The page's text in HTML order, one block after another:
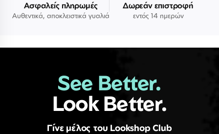
Ασφαλείς πληρωμές
Αυθεντικά, αποκλειστικά γυαλιά
Δωρεάν επιστροφή
εντός 14 ημερών
See Better.
Look Better.
Γίνε μέλος του Lookshop Club